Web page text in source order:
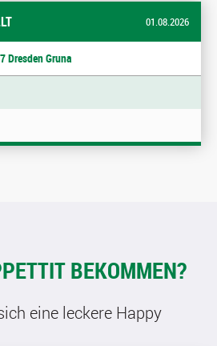
01.08.2026
Dresden Gruna
BEKOMMEN?
eine leckere Happy